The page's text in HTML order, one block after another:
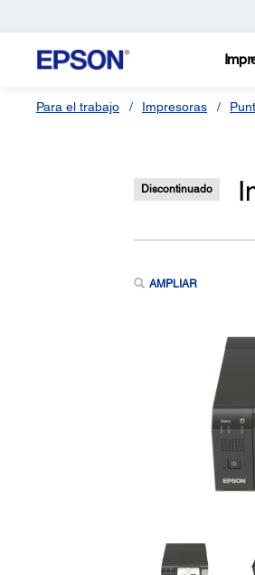
Para el trabajo Impresoras
Discontinuado
AMPLIAR